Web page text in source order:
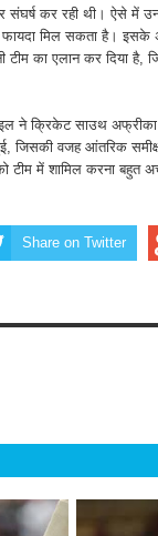
संघर्ष कर रही थी। ऐसे में
मिल सकता है। इसके
का एलान कर दिया है,
ने क्रिकेट साउथ
जिसकी वजह आंतरिक
में शामिल करना बहुत
Share on Twitter